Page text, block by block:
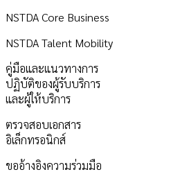
NSTDA Core Business
NSTDA Talent Mobility
คู่มือและแนวทางการ
ปฏิบัติของผู้รับบริการ
และผู้ให้บริการ
ตรวจสอบเอกสาร
อิเล็กทรอนิกส์
ขออ้างอิงความร่วมมือ